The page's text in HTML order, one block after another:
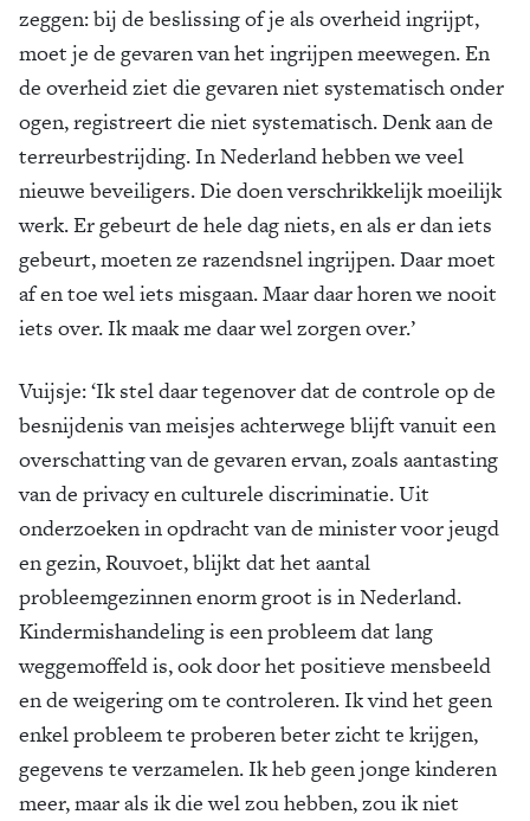
zeggen: bij de beslissing of je als overheid ingrijpt,
moet je de gevaren van het ingrijpen meewegen. En
de overheid ziet die gevaren niet systematisch onder
ogen, registreert die niet systematisch. Denk aan de
terreurbestrijding. In Nederland hebben we veel
nieuwe beveiligers. Die doen verschrikkelijk moeilijk
werk. Er gebeurt de hele dag niets, en als er dan iets
gebeurt, moeten ze razendsnel ingrijpen. Daar moet
af en toe wel iets misgaan. Maar daar horen we nooit
iets over. Ik maak me daar wel zorgen over.’
Vuijsje: ‘Ik stel daar tegenover dat de controle op de
besnijdenis van meisjes achterwege blijft vanuit een
overschatting van de gevaren ervan, zoals aantasting
van de privacy en culturele discriminatie. Uit
onderzoeken in opdracht van de minister voor jeugd
en gezin, Rouvoet, blijkt dat het aantal
probleemgezinnen enorm groot is in Nederland.
Kindermishandeling is een probleem dat lang
weggemoffeld is, ook door het positieve mensbeeld
en de weigering om te controleren. Ik vind het geen
enkel probleem te proberen beter zicht te krijgen,
gegevens te verzamelen. Ik heb geen jonge kinderen
meer, maar als ik die wel zou hebben, zou ik niet